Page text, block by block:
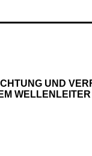
UND
WELLENLEITER